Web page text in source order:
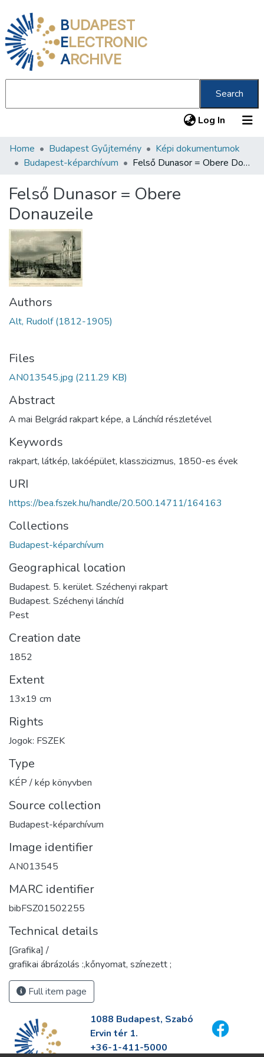
BUDAPEST
ELECTRONIC
ARCHIVE
Search
Log In (current)
Communities & Collections
Statistics
About us
Home Budapest Gyűjtemény
Képi dokumentumok
Budapest-képarchívum
Felső Dunasor = Obere Donauzeile
Felső Dunasor = Obere
Donauzeile
Authors
Alt, Rudolf (1812-1905)
Files
AN013545.jpg (211.29 KB)
Abstract
A mai Belgrád rakpart képe, a Lánchíd részletével
Keywords
rakpart, látkép, lakóépület, klasszicizmus, 1850-es évek
URI
https://bea.fszek.hu/handle/20.500.14711/164163
Collections
Budapest-képarchívum
Geographical location
Budapest. 5. kerület. Széchenyi rakpart
Budapest. Széchenyi lánchíd
Pest
Creation date
1852
Extent
13x19 cm
Rights
Jogok: FSZEK
Type
KÉP / kép könyvben
Source collection
Budapest-képarchívum
Image identifier
AN013545
MARC identifier
bibFSZ01502255
Technical details
[Grafika] /
grafikai ábrázolás :,kőnyomat, színezett ;
Full item page
1088 Budapest, Szabó
Ervin tér 1.
+36-1-411-5000